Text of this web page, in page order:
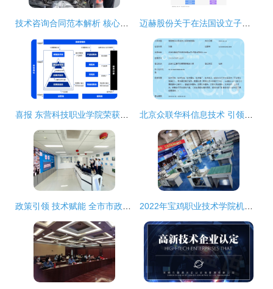
技术咨询合同范本解析 核心内容与技术开发合同的区别 迈赫股份关于在法国设立子公司拓展技术开发与咨询业务的公告
喜报 东营科技职业学院荣获省工信厅2021年山东省新旧动能转换公共实训基地技术开发与咨询荣誉 北京众联华科信息技术 引领技术开发与咨询的创新引擎
政策引领 技术赋能 全市市政基础设施工程档案管理培训班走进高新区城建档案馆 2022年宝鸡职业技术学院机电信息学院分类单独招生考试专业介绍 技术开发与技术咨询